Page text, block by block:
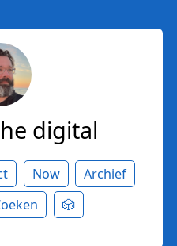
digital
Now
Archief
🎲